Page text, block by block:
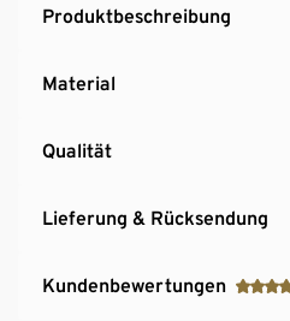
Produktbeschreibung
Material
Qualität
Lieferung & Rücksendung
Kundenbewertungen